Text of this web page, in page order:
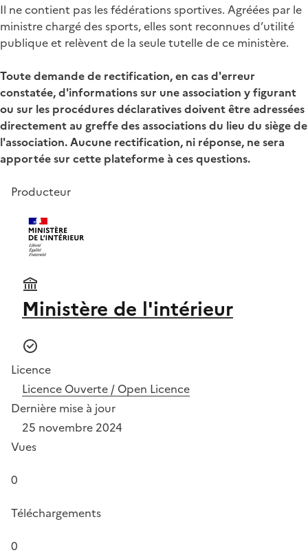
Il ne contient pas les fédérations sportives. Agréées par le
ministre chargé des sports, elles sont reconnues d’utilité
publique et relèvent de la seule tutelle de ce ministère.
Toute demande de rectification, en cas d'erreur
constatée, d'informations sur une association y figurant
ou sur les procédures déclaratives doivent être adressées
directement au greffe des associations du lieu du siège de
l'association. Aucune rectification, ni réponse, ne sera
apportée sur cette plateforme à ces questions.
Producteur
Ministère de l'intérieur
Licence
Licence Ouverte / Open Licence
Dernière mise à jour
25 novembre 2024
Vues
0
Téléchargements
0